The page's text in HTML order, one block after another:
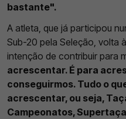
bastante".
A atleta, que já participou
Sub-20 pela Seleção, volta
intenção de contribuir para
acrescentar. É para
conseguirmos. Tudo o
acrescentar, ou seja,
Campeonatos,